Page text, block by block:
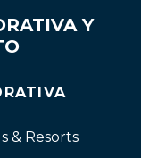
Y
& Resorts